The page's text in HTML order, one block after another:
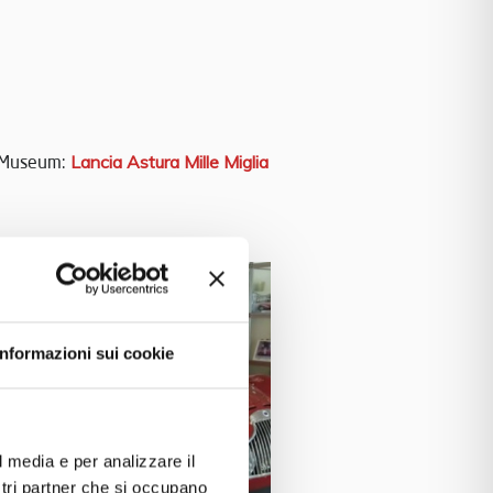
sui cookie
e per analizzare il
partner che si occupano
Lancia Astura Mille Miglia